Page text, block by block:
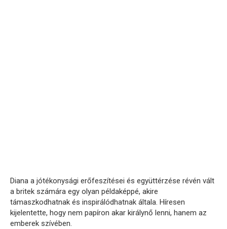
Diana a jótékonysági erőfeszítései és együttérzése révén vált
a britek számára egy olyan példaképpé, akire
támaszkodhatnak és inspirálódhatnak általa. Híresen
kijelentette, hogy nem papíron akar királynő lenni, hanem az
emberek szívében.